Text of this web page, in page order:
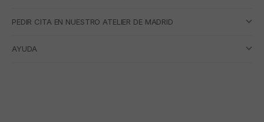
PEDIR CITA EN NUESTRO ATELIER DE MADRID
AYUDA